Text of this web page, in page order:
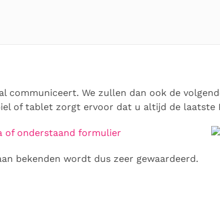
communiceert. We zullen dan ook de
of tablet zorgt ervoor dat u altijd de laatste
of onderstaand formulier
bekenden wordt dus zeer gewaardeerd.